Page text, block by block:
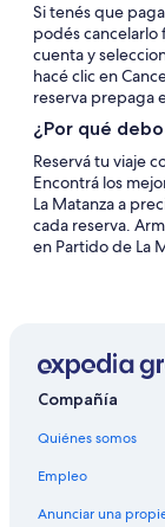
Si tenés que
podés cancelarlo
cuenta y
hacé clic en
reserva prepaga
¿Por qué
Reservá tu viaje
Encontrá los
La Matanza a
cada reserva.
en Partido de La
Compañía
Quiénes somos
Empleo
Anunciar una